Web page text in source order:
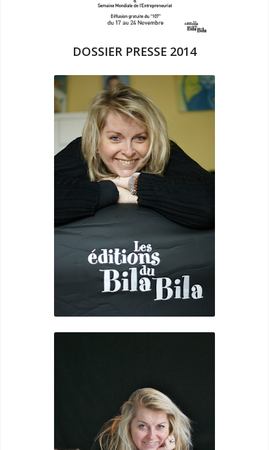
DOSSIER PRESSE 2014